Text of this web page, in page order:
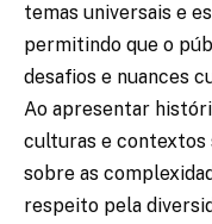
temas universais e
permitindo que o
desafios e nuances
Ao apresentar
culturas e contextos
sobre as
respeito pela